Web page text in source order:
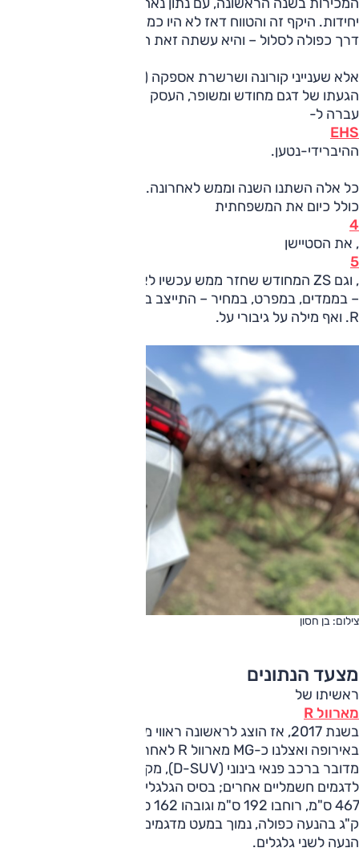
יחידות. היקף זה והטווח דאז לא היו כמקובל היום, אבל הייתה לה
דרך כפולה לסלול – והיא עשתה זאת היטב. כבוד.
אלא שענייני קורונה ושרשרת אספקה (זוכרים?) עיכבו מאוד את
הגעתו של דגם מחודש ומשופר, העסק החשמלי נעצר, והפעילות
עברה ל-
EHS
ההיברידי-נטען.
כל אלה השתנו השנה וממש לאחרונה. אולם התצוגה של המותג
כולל כיום את המשפחתית
4
, את הסטיישן
5
, וגם ZS המחודש שחזר ממש עכשיו לאולם התצוגה. מעל כולם
R. ואף מילה על גיבורי על.
צילום: בן חסון
מצעד הנתונים
ראשיתו של
מארוול R
באירופה ואצלנו כ-MG מארוול R לאחר מתיחת פנים קלה שעבר.
מדובר ברכב פנאי בינוני (D-SUV), מקביל פחות או יותר בממדיו
ק"ג בהנעה כפולה, נמוך במעט מדגמים אחרים, גם כאלה עם
הנעה לשני גלגלים.